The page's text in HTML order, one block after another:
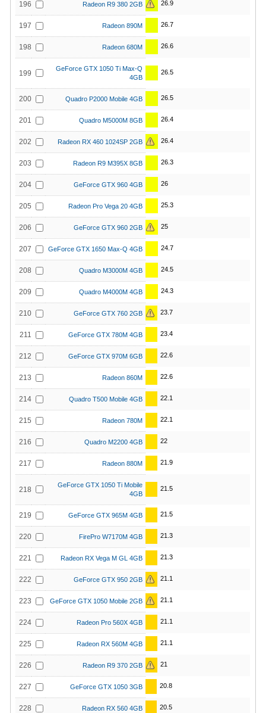
196 Radeon R9 380 2GB 26.9
197 Radeon 890M 26.7
198 Radeon 680M 26.6
199
GeForce GTX 1050 Ti Max-Q
4GB
26.5
200 Quadro P2000 Mobile 4GB 26.5
201 Quadro M5000M 8GB 26.4
202 Radeon RX 460 1024SP 2GB 26.4
203 Radeon R9 M395X 8GB 26.3
204 GeForce GTX 960 4GB 26
205 Radeon Pro Vega 20 4GB 25.3
206 GeForce GTX 960 2GB 25
207 GeForce GTX 1650 Max-Q 4GB 24.7
208 Quadro M3000M 4GB 24.5
209 Quadro M4000M 4GB 24.3
210 GeForce GTX 760 2GB 23.7
211 GeForce GTX 780M 4GB 23.4
212 GeForce GTX 970M 6GB 22.6
213 Radeon 860M 22.6
214 Quadro T500 Mobile 4GB 22.1
215 Radeon 780M 22.1
216 Quadro M2200 4GB 22
217 Radeon 880M 21.9
218
GeForce GTX 1050 Ti Mobile
4GB
21.5
219 GeForce GTX 965M 4GB 21.5
220 FirePro W7170M 4GB 21.3
221 Radeon RX Vega M GL 4GB 21.3
222 GeForce GTX 950 2GB 21.1
223 GeForce GTX 1050 Mobile 2GB 21.1
224 Radeon Pro 560X 4GB 21.1
225 Radeon RX 560M 4GB 21.1
226 Radeon R9 370 2GB 21
227 GeForce GTX 1050 3GB 20.8
228 Radeon RX 560 4GB 20.5